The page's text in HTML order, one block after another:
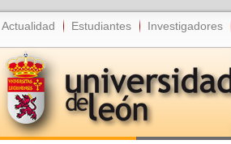
Actualidad Estudiantes Investigadores